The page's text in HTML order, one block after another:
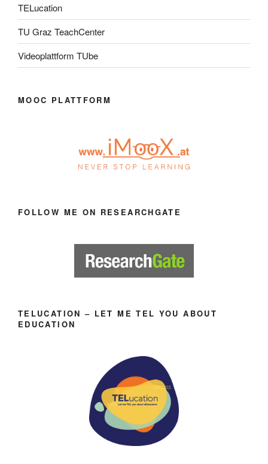
TELucation
TU Graz TeachCenter
Videoplattform TUbe
MOOC PLATTFORM
FOLLOW ME ON RESEARCHGATE
TELUCATION – LET ME TEL YOU ABOUT
EDUCATION